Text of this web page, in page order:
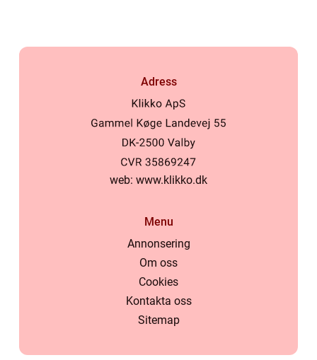
Adress
web: www.klikko.dk
Menu
Annonsering
Om oss
Cookies
Kontakta oss
Sitemap